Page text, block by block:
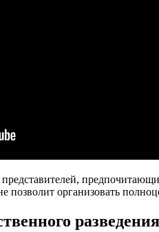
позволит организовать
разведения